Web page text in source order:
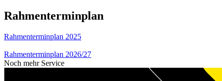
Rahmenterminplan
Rahmenterminplan 2025
Rahmenterminplan 2026/27
Noch mehr Service